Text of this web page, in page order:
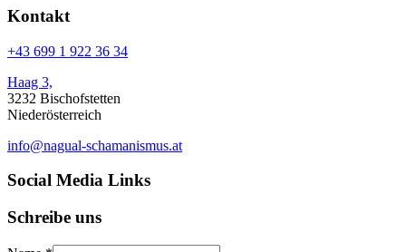
Informationen speichert, sodass meine Anfrage beantwortet
werden kann.
Message
Absenden
Über uns:
UnserNagual-Schamanismusbietet dir eine fundierte Ausbildung
Möglichkeiten einer spirituellen und magischen Gruppe bereit stellt.
Impressum
Datenschutzerklärung